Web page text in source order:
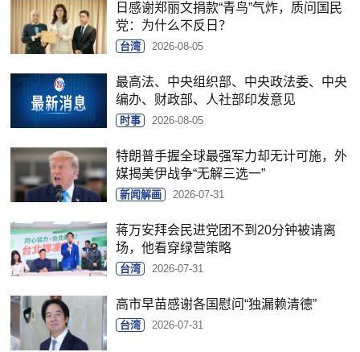
日感谢郑丽文捐款“青鸟”气炸，质问国民
党：为什么不反日？
台湾 2026-08-05
最高法、中央组织部、中央政法委、中央
编办、财政部、人社部印发意见
时事 2026-08-05
特朗普手握全球最强军力却无计可施，外
媒揭美伊战争“无解三选一”
新闻解画 2026-07-31
蒋万安拜会民进党团不到20分钟被请离
场，他看穿绿营策略
台湾 2026-07-31
高市早苗感谢各国慰问“独漏赖清德”
台湾 2026-07-31